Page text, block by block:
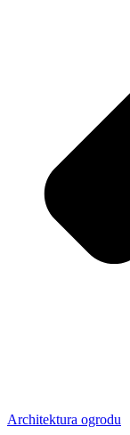
Architektura ogrodu